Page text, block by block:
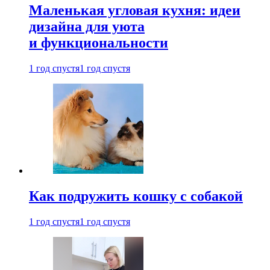
Маленькая угловая кухня: идеи
дизайна для уюта
и функциональности
1 год спустя1 год спустя
Как подружить кошку с собакой
1 год спустя1 год спустя